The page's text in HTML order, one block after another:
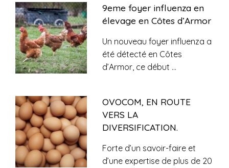
9eme foyer influenza en
élevage en Côtes d’Armor
Un nouveau foyer influenza a
été détecté en Côtes
d’Armor, ce début ...
OVOCOM, EN ROUTE
VERS LA
DIVERSIFICATION.
Forte d’un savoir-faire et
d’une expertise de plus de 20